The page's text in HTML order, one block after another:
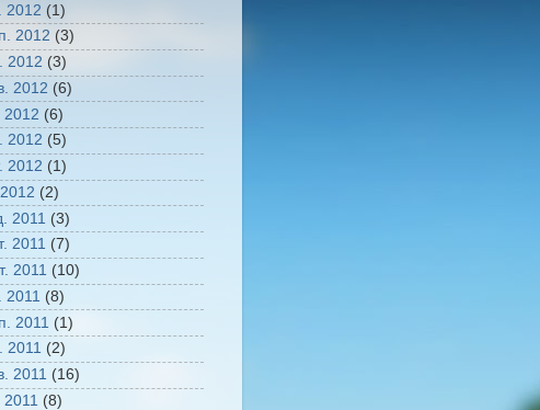
2012 (1)
2012 (3)
2012 (3)
2012 (6)
2012 (6)
2012 (5)
2012 (1)
2012 (2)
2011 (3)
2011 (7)
2011 (10)
2011 (8)
2011 (1)
2011 (2)
2011 (16)
2011
(8)